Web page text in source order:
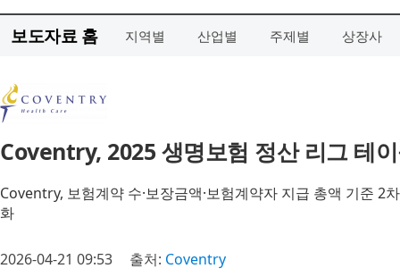
보도자료 홈 지역별 산업별 주제별 상장사
Coventry, 2025 생명보험 정산 리그 테
Coventry, 보험계약 수·보장금액·보험계약자 지급 총액 기준
화
2026-04-21 09:53 출처: Coventry